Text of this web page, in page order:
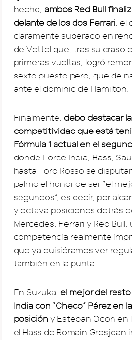
hecho, ambos Red Bull
delante de los dos Ferrari , el
claramente superado en
de Vettel que, tras su craso
primeras vueltas, logró
sexto puesto pero, que de
ante el dominio de Hamilton.
Finalmente, debo destacar
competitividad que está
Fórmula 1 actual en el
donde Force India, Hass,
hasta Toro Rosso se
palmo el honor de ser “el
segundos”, es decir, por
y octava posiciones detrás
Mercedes, Ferrari y Red Bull,
competencia realmente
que ya quisiéramos ver
también en la punta.
En Suzuka, el mejor del
India con “Checo” Pérez en
posición y Esteban Ocon en
el Hass de Romain Grosjean